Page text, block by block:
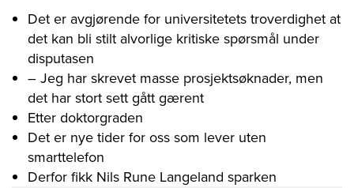
Det er avgjørende for universitetets troverdighet at
det kan bli stilt alvorlige kritiske spørsmål under
disputasen
– Jeg har skrevet masse prosjektsøknader, men
det har stort sett gått gærent
Etter doktorgraden
Det er nye tider for oss som lever uten
smarttelefon
Derfor fikk Nils Rune Langeland sparken